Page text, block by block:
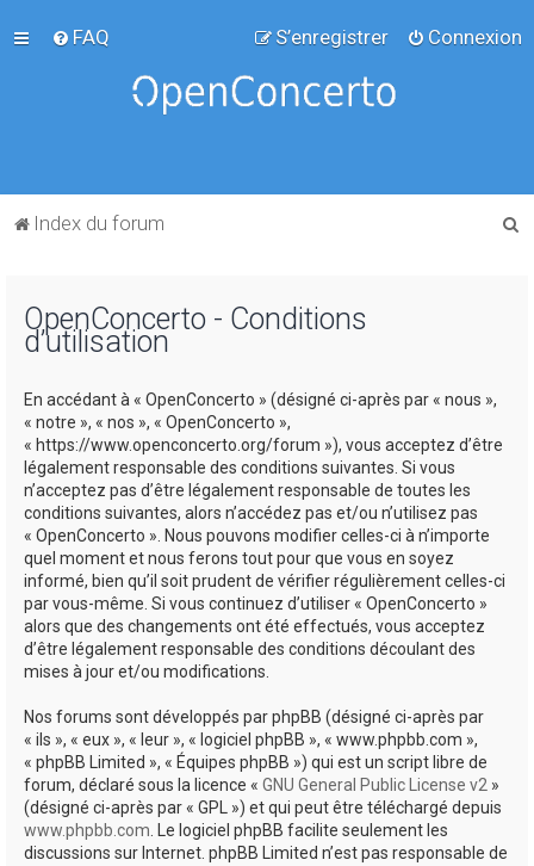
FAQ Connexion
S’enregistrer
Index du forum
OpenConcerto - Conditions
d’utilisation
En accédant à « OpenConcerto » (désigné ci-après par « nous »,
« notre », « nos », « OpenConcerto »,
« https://www.openconcerto.org/forum »), vous acceptez d’être
légalement responsable des conditions suivantes. Si vous
n’acceptez pas d’être légalement responsable de toutes les
conditions suivantes, alors n’accédez pas et/ou n’utilisez pas
« OpenConcerto ». Nous pouvons modifier celles-ci à n’importe
quel moment et nous ferons tout pour que vous en soyez
informé, bien qu’il soit prudent de vérifier régulièrement celles-ci
par vous-même. Si vous continuez d’utiliser « OpenConcerto »
alors que des changements ont été effectués, vous acceptez
d’être légalement responsable des conditions découlant des
mises à jour et/ou modifications.
Nos forums sont développés par phpBB (désigné ci-après par
« ils », « eux », « leur », « logiciel phpBB », « www.phpbb.com »,
« phpBB Limited », « Équipes phpBB ») qui est un script libre de
forum, déclaré sous la licence « GNU General Public License v2 »
(désigné ci-après par « GPL ») et qui peut être téléchargé depuis
www.phpbb.com. Le logiciel phpBB facilite seulement les
discussions sur Internet. phpBB Limited n’est pas responsable de